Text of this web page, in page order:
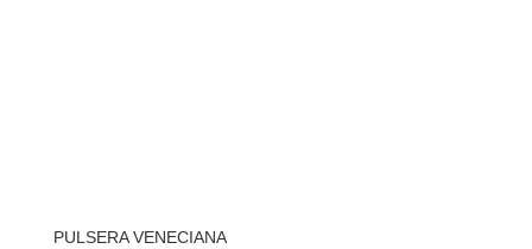
PULSERA VENECIANA